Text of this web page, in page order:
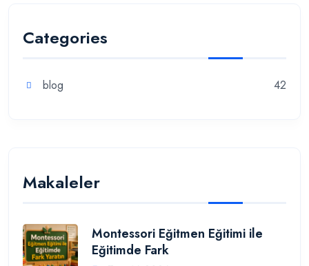
Categories
blog 42
Makaleler
Montessori Eğitmen Eğitimi ile
Eğitimde Fark